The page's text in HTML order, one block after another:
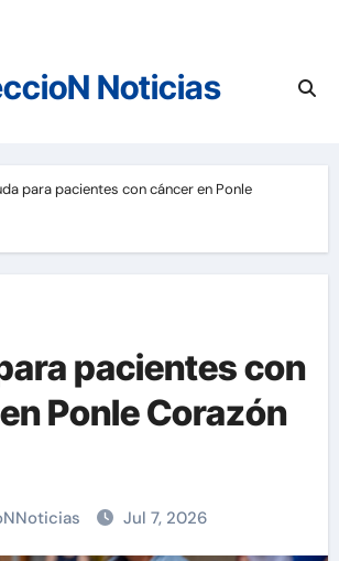
Noticias
para pacientes con cáncer en Ponle
pacientes con
Ponle Corazón
Jul 7, 2026